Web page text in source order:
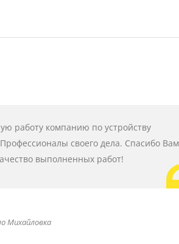
работу компанию по устройству
своего дела. Спасибо Вам
выполненных работ!
Михайловка